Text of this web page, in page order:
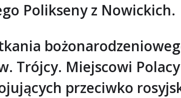
Polikseny z Nowickich.
Trójcy. Miejscowi
przeciwko